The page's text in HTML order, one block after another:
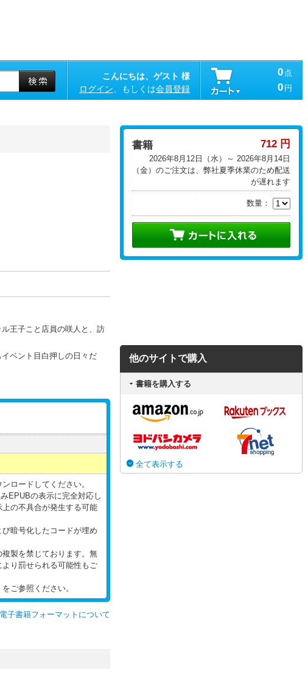
こんにちは、ゲスト 様
ログイン 、もしくは会員登録
0 点
0 円
王子こと店員の咲人と、訪
ベント目白押しの日々だ
ロードしてください。
EPUBの表示に完全対応し
の不具合が発生する可能
暗号化したコードが埋め
製を禁じております。無
り罰せられる可能性もご
をご参照ください。
電子書籍フォーマットについて
書籍 712 円
2026年8月12日（水）～ 2026年8月14日
（金）のご注文は、弊社夏季休業のため配送
が遅れます
数量：
他のサイトで購入
書籍を購入する
全て表示する